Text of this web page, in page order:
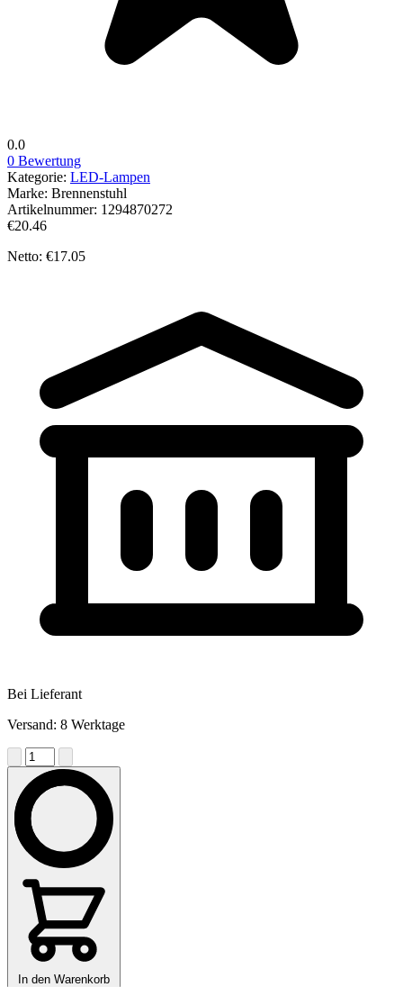
0.0
0 Bewertung
Kategorie: LED-Lampen
Marke: Brennenstuhl
Artikelnummer: 1294870272
€20.46
Netto: €17.05
Bei Lieferant
Versand: 8 Werktage
In den Warenkorb